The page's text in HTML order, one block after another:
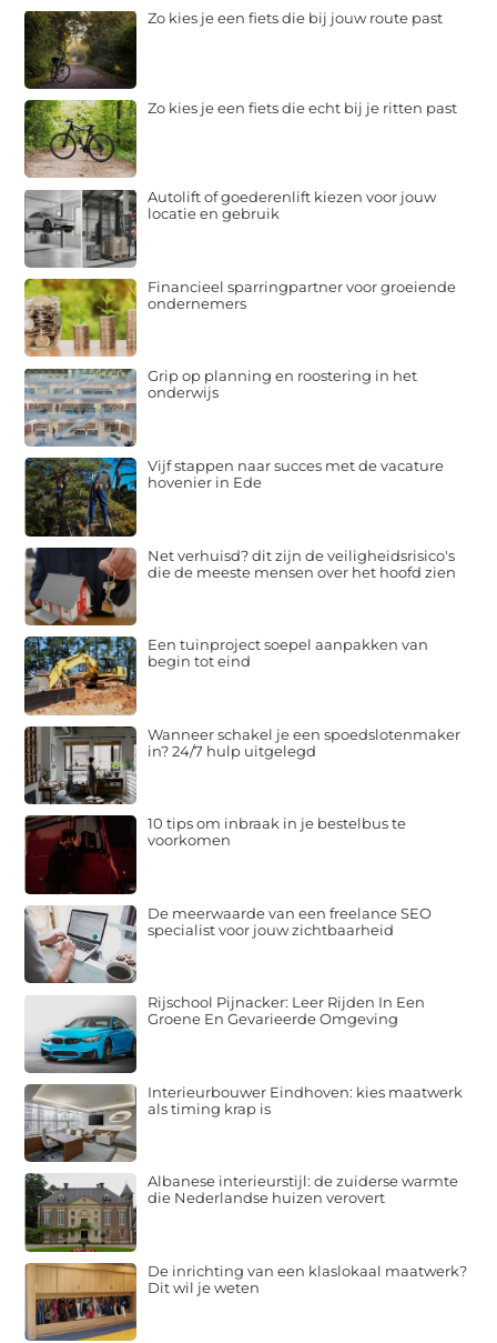
Zo kies je een fiets die bij jouw route past
Zo kies je een fiets die echt bij je ritten past
Autolift of goederenlift kiezen voor jouw
locatie en gebruik
Financieel sparringpartner voor groeiende
ondernemers
Grip op planning en roostering in het
onderwijs
Vijf stappen naar succes met de vacature
hovenier in Ede
Net verhuisd? dit zijn de veiligheidsrisico's
die de meeste mensen over het hoofd zien
Een tuinproject soepel aanpakken van
begin tot eind
Wanneer schakel je een spoedslotenmaker
in? 24/7 hulp uitgelegd
10 tips om inbraak in je bestelbus te
voorkomen
De meerwaarde van een freelance SEO
specialist voor jouw zichtbaarheid
Rijschool Pijnacker: Leer Rijden In Een
Groene En Gevarieerde Omgeving
Interieurbouwer Eindhoven: kies maatwerk
als timing krap is
Albanese interieurstijl: de zuiderse warmte
die Nederlandse huizen verovert
De inrichting van een klaslokaal maatwerk?
Dit wil je weten